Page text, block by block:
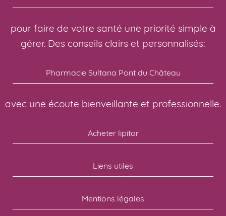
pour faire de votre santé une priorité simple à
gérer. Des conseils clairs et personnalisés:
Pharmacie Sultana Pont du Château
avec une écoute bienveillante et professionnelle.
Acheter lipitor
Liens utiles
Mentions légales